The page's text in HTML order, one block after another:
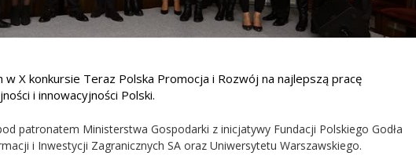
X konkursie Teraz Polska Promocja i Rozwój na najlepszą pracę
i innowacyjności Polski.
patronatem Ministerstwa Gospodarki z inicjatywy Fundacji Polskiego Godła
i Inwestycji Zagranicznych SA oraz Uniwersytetu Warszawskiego.